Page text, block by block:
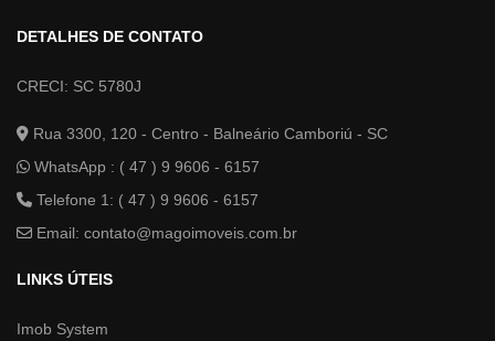
DETALHES DE CONTATO
CRECI: SC 5780J
Rua 3300, 120 - Centro - Balneário Camboriú - SC
WhatsApp : ( 47 ) 9 9606 - 6157
Telefone 1: ( 47 ) 9 9606 - 6157
Email: contato@magoimoveis.com.br
LINKS ÚTEIS
Imob System